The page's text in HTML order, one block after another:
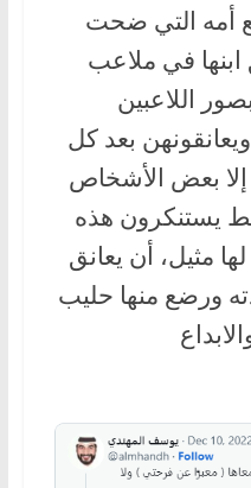
أمه التي ضحت
في ملاعب
اللاعبين
بعد كل
بعض الأشخاص
يستنكرون هذه
مثيل، أن يعانق
ورضع منها حليب